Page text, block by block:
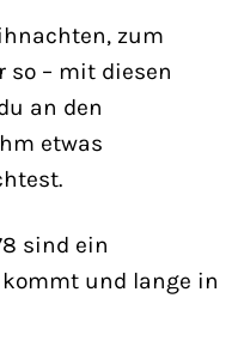
zum
so – mit diesen
an den
etwas
sind ein
kommt und lange in